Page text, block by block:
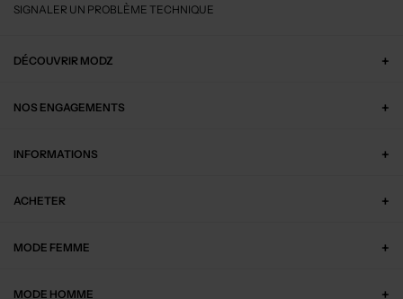
SIGNALER UN PROBLÈME TECHNIQUE
DÉCOUVRIR MODZ
NOS ENGAGEMENTS
INFORMATIONS
ACHETER
MODE FEMME
MODE HOMME